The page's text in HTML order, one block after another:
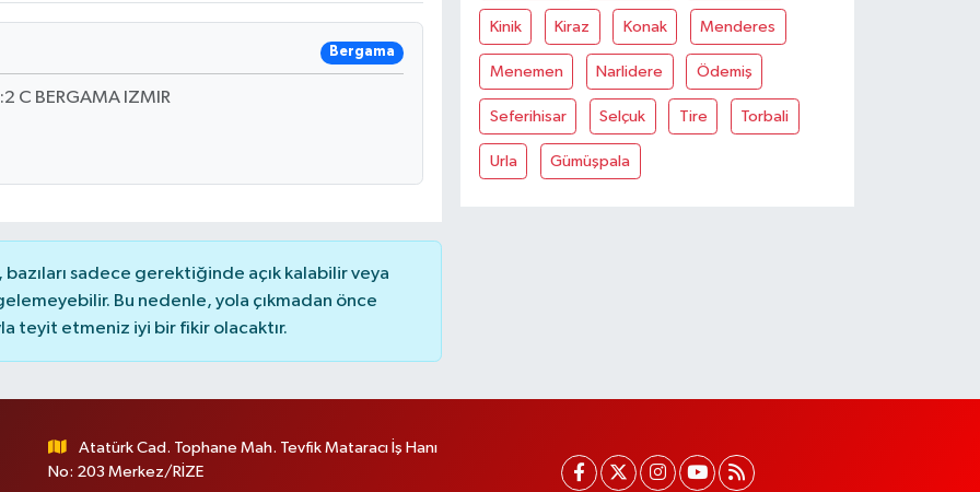
Bergama
C BERGAMA IZMIR
sadece gerektiğinde açık kalabilir veya
Bu nedenle, yola çıkmadan önce
teyit etmeniz iyi bir fikir olacaktır.
Kinik Kiraz Konak Menderes
Menemen Narlidere Ödemiş
Seferihisar Selçuk Tire Torbali
Urla Gümüşpala
Atatürk Cad. Tophane Mah. Tevfik Mataracı İş Hanı
No: 203 Merkez/RİZE